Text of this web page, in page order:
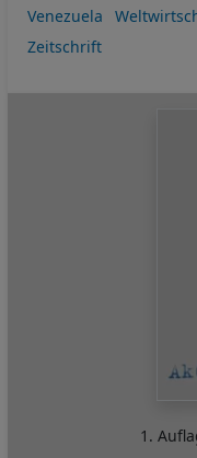
Venezuela
Zeitschrift
1.